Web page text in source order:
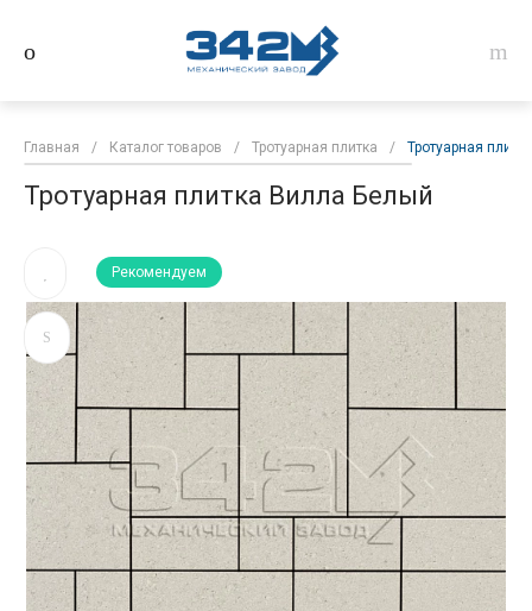
Главная / Каталог товаров / Тротуарная плитка / Тротуарная
Тротуарная плитка Вилла Белый
Рекомендуем